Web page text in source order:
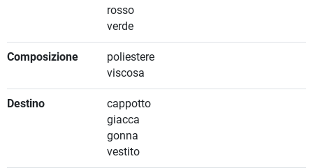
rosso
verde
Composizione
poliestere
viscosa
Destino
cappotto
giacca
gonna
vestito